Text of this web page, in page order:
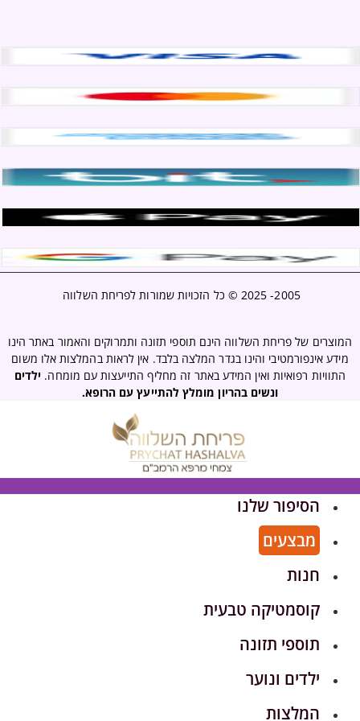
2005- 2025 © כל הזכויות שמורות לפריחת השלווה
המוצרים של פריחת השלווה הינם תוספי תזונה ותמרוקים והאמור באתר הינו
מידע אינפורמטיבי והינו בגדר המלצה בלבד. אין לראות בהמלצות אלו משום
התוויות רפואיות ואין המידע באתר זה מחליף התייעצות עם מומחה. ילדים
ונשים בהריון מומלץ להתייעץ עם הרופא.
הסיפור שלנו
מבצעים
חנות
קוסמטיקה טבעית
תוספי תזונה
ילדים ונוער
המלצות